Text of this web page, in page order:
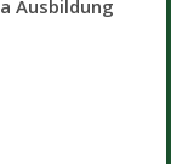
Ausbildung